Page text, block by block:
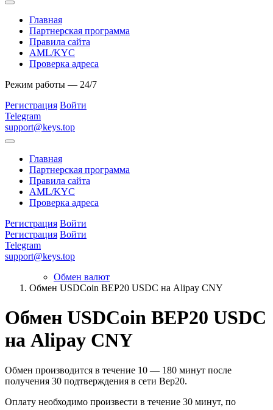
Главная
Партнерская программа
Правила сайта
AML/KYC
Проверка адреса
Режим работы — 24/7
Регистрация Войти
Telegram
support@keys.top
Главная
Партнерская программа
Правила сайта
AML/KYC
Проверка адреса
Регистрация Войти
Регистрация Войти
Telegram
support@keys.top
Обмен валют
Обмен USDCoin BEP20 USDC на Alipay CNY
Обмен USDCoin BEP20 USDC
на Alipay CNY
Обмен производится в течение 10 — 180 минут после
получения 30 подтверждения в сети Bep20.
Оплату необходимо произвести в течение 30 минут, по